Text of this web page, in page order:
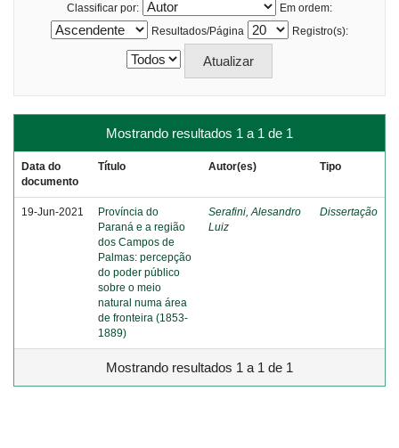
Classificar por:
Em ordem:
Resultados/Página
Registro(s):
Mostrando resultados 1 a 1 de 1
Data do
documento
Título Autor(es) Tipo
19-Jun-2021
Província do
Paraná e a região
dos Campos de
Palmas: percepção
do poder público
sobre o meio
natural numa área
de fronteira (1853-
1889)
Serafini, Alesandro
Luiz
Dissertação
Mostrando resultados 1 a 1 de 1